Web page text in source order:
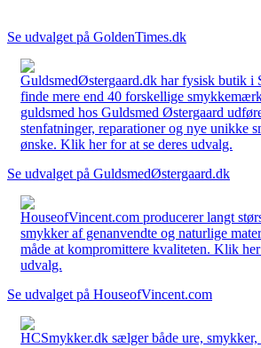
Se udvalget på GoldenTimes.dk
GuldsmedØstergaard.dk har fysisk butik i
finde mere end 40 forskellige
guldsmed hos Guldsmed Østergaard
stenfatninger, reparationer og nye unikke
ønske. Klik her for at se deres udvalg.
Se udvalget på GuldsmedØstergaard.dk
HouseofVincent.com producerer langt
smykker af genanvendte og naturlige
måde at kompromittere kvaliteten. Klik her
udvalg.
Se udvalget på HouseofVincent.com
HCSmykker.dk sælger både ure, smykker,